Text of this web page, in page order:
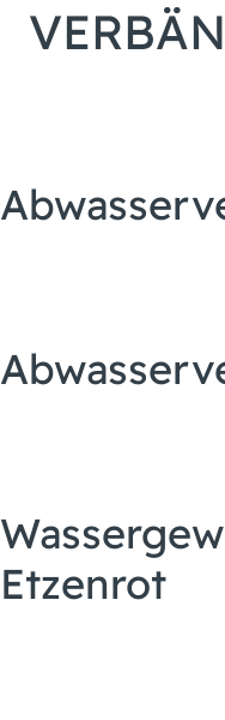
Etzenrot